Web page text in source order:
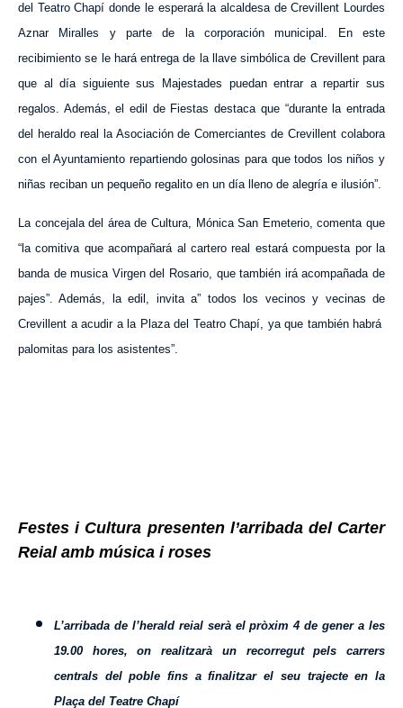
del Teatro Chapí donde le esperará la alcaldesa de Crevillent Lourdes
Aznar Miralles y parte de la corporación municipal. En este
recibimiento se le hará entrega de la llave simbólica de Crevillent para
que al día siguiente sus Majestades puedan entrar a repartir sus
regalos. Además, el edil de Fiestasdestaca que “durante la entrada
del heraldo real la Asociación de Comerciantes de Crevillent colabora
con el Ayuntamiento repartiendo golosinas para que todos los niños y
niñas reciban un pequeño regalito en un día lleno de alegría e ilusión”.
La concejala del área de Cultura, Mónica San Emeterio, comenta que
“la comitiva que acompañará al cartero real estará compuesta por la
banda de musica Virgen del Rosario, que también irá acompañada de
pajes”. Además, la edil, invita a” todos los vecinos y vecinas de
Crevillent a acudir a la Plaza del Teatro Chapí, ya que también habrá
palomitas para los asistentes”.
Festes i Cultura presenten l’arribada del Carter
Reial amb música i roses
L’arribada de l’herald reial serà el pròxim 4 de gener a les
19.00 hores, on realitzarà un recorregut pels carrers
centrals del poble fins a finalitzar el seu trajecte en la
Plaça del Teatre Chapí